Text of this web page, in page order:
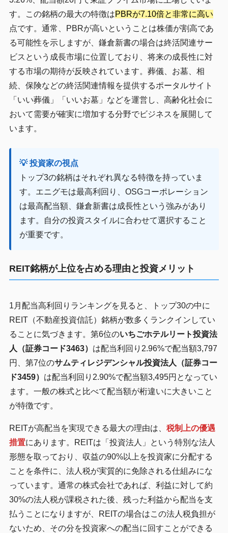
す。この銘柄の最大の特徴はPBRが7.10倍と非常に高い
点です。通常、PBRが高いということは株価が割高であ
る可能性を示しますが、鎌倉新書の場合は終活関連サー
ビスという成長市場に位置しており、将来の成長性に対
する市場の期待が反映されています。葬儀、お墓、相
続、保険などの終活関連情報を提供するポータルサイト
「いい葬儀」「いいお墓」などを運営し、高齢化社会に
おいて需要が確実に増加する分野でビジネスを展開して
います。
💡 投資家の視点
トップ3の銘柄はそれぞれ異なる特徴を持っていま
す。エニグモは最高利回り、OSGコーポレーション
は最高配当額、鎌倉新書は成長性という強みがあり
ます。自分の投資スタイルに合わせて選択すること
が重要です。
REIT銘柄が上位を占める理由と投資メリット
1月配当高利回りランキングを見ると、トップ30の中に
REIT（不動産投資信託）銘柄が数多くランクインしてい
ることに気づきます。第6位のいちごホテルリート投資法
人（証券コード3463） は配当利回り2.96%で配当額3,797
円、第7位のサムティレジデンシャル投資法人（証券コー
ド3459） は配当利回り2.90%で配当額3,495円となってい
ます。一般の株式と比べて配当額が桁違いに大きいこと
が特徴です。
REITが高配当を実現できる最大の理由は、 税制上の優遇
措置にあります。REITは「投資法人」という特別な法人
形態を取っており、収益の90%以上を投資家に分配する
ことを条件に、法人税が実質的に免除される仕組みにな
っています。通常の株式会社であれば、利益に対して約
30%の法人税が課税された後、残った利益から配当を支
払うことになりますが、REITの場合はこの法人税負担が
ないため、その分を投資家への配当に回すことができる